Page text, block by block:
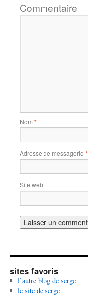
Commentaire
Nom *
Adresse de messagerie *
Site web
sites favoris
l’autre blog de serge
le site de serge